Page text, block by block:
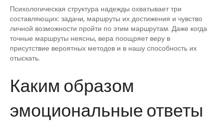
Психологическая структура надежды охватывает три
составляющих: задачи, маршруты их достижения и чувство
личной возможности пройти по этим маршрутам. Даже когда
точные маршруты неясны, вера поощряет веру в
присутствие вероятных методов и в нашу способность их
отыскать.
Каким образом
эмоциональные ответы